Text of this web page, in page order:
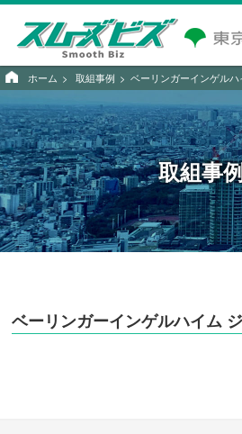
ホーム 取組事例 ベーリンガーインゲル
取組事
ベーリンガーインゲルハイム